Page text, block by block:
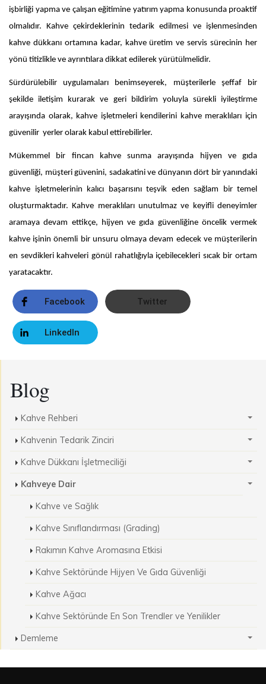
işbirliği yapma ve çalışan eğitimine yatırım yapma konusunda proaktif
olmalıdır. Kahve çekirdeklerinin tedarik edilmesi ve işlenmesinden
kahve dükkanı ortamına kadar, kahve üretim ve servis sürecinin her
yönü titizlikle ve ayrıntılara dikkat edilerek yürütülmelidir.
Sürdürülebilir uygulamaları benimseyerek, müşterilerle şeffaf bir
şekilde iletişim kurarak ve geri bildirim yoluyla sürekli iyileştirme
arayışında olarak, kahve işletmeleri kendilerini kahve meraklıları için
güvenilir yerler olarak kabul ettirebilirler.
Mükemmel bir fincan kahve sunma arayışında hijyen ve gıda
güvenliği, müşteri güvenini, sadakatini ve dünyanın dört bir yanındaki
kahve işletmelerinin kalıcı başarısını teşvik eden sağlam bir temel
oluşturmaktadır. Kahve meraklıları unutulmaz ve keyifli deneyimler
aramaya devam ettikçe, hijyen ve gıda güvenliğine öncelik vermek
kahve işinin önemli bir unsuru olmaya devam edecek ve müşterilerin
en sevdikleri kahveleri gönül rahatlığıyla içebilecekleri sıcak bir ortam
yaratacaktır.
Facebook Twitter
LinkedIn
Blog
Kahve Rehberi
Kahvenin Tedarik Zinciri
Kahve Dükkanı İşletmeciliği
Kahveye Dair
Kahve ve Sağlık
Kahve Sınıflandırması (Grading)
Rakımın Kahve Aromasına Etkisi
Kahve Sektöründe Hijyen Ve Gıda Güvenliği
Kahve Ağacı
Kahve Sektöründe En Son Trendler ve Yenilikler
Demleme